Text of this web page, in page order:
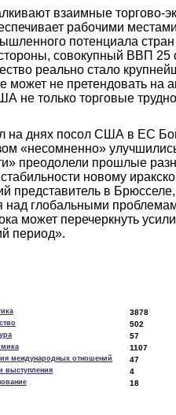
взаимные торгово-
рабочими
потенциала
совокупный ВВП 25
реально стало
может не претендовать на
не только торговые
на днях посол США в ЕС
«несомненно»
преодолели прошлые
новому
представитель в
над глобальными
может перечеркнуть
период».
3878
502
57
1107
международных отношений 47
выступления 4
18